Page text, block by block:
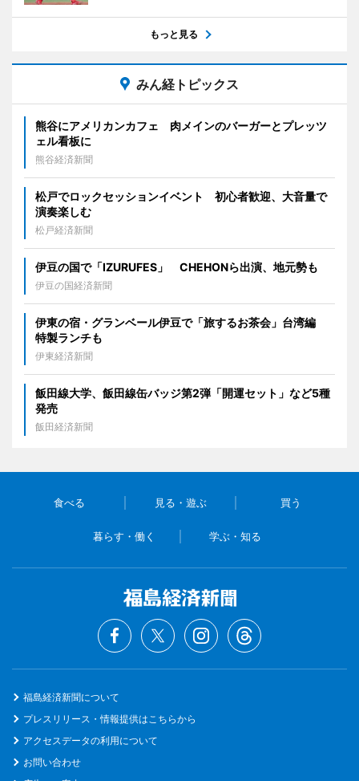
もっと見る
みん経トピックス
熊谷にアメリカンカフェ 肉メインのバーガーとプレッツ
ェル看板に
熊谷経済新聞
松戸でロックセッションイベント 初心者歓迎、大音量で
演奏楽しむ
松戸経済新聞
伊豆の国で「IZURUFES」 CHEHONら出演、地元勢も
伊豆の国経済新聞
伊東の宿・グランベール伊豆で「旅するお茶会」台湾編
特製ランチも
伊東経済新聞
飯田線大学、飯田線缶バッジ第2弾「開運セット」など5種
発売
飯田経済新聞
食べる 見る・遊ぶ 買う
暮らす・働く 学ぶ・知る
福島経済新聞について
プレスリリース・情報提供はこちらから
アクセスデータの利用について
お問い合わせ